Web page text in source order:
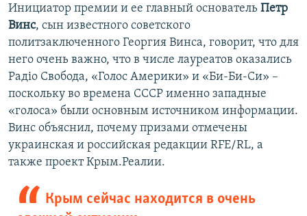
Инициатор премии и ее главный основатель Петр
Винс, сын известного советского
политзаключенного Георгия Винса, говорит, что для
него очень важно, что в числе лауреатов оказались
Радіо Свобода, «Голос Америки» и «Би-Би-Си» –
поскольку во времена СССР именно западные
«голоса» были основным источником информации.
Винс объяснил, почему призами отмечены
украинская и российская редакции RFE/RL, а
также проект Крым.Реалии.
Крым сейчас находится в очень